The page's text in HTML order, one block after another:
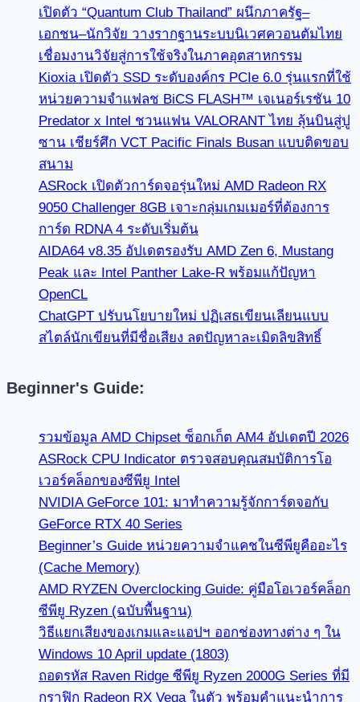
เปิดตัว “Quantum Club Thailand” ผนึกภาครัฐ–
เอกชน–นักวิจัย วางรากฐานระบบนิเวศควอนตัมไทย
เชื่อมงานวิจัยสู่การใช้จริงในภาคอุตสาหกรรม
Kioxia เปิดตัว SSD ระดับองค์กร PCIe 6.0 รุ่นแรกที่ใช้
หน่วยความจำแฟลช BiCS FLASH™ เจเนอร์เรชัน 10
Predator x Intel ชวนแฟน VALORANT ไทย ลุ้นบินสู่ปู
ซาน เชียร์ศึก VCT Pacific Finals Busan แบบติดขอบ
สนาม
ASRock เปิดตัวการ์ดจอรุ่นใหม่ AMD Radeon RX
9050 Challenger 8GB เจาะกลุ่มเกมเมอร์ที่ต้องการ
การ์ด RDNA 4 ระดับเริ่มต้น
AIDA64 v8.35 อัปเดตรองรับ AMD Zen 6, Mustang
Peak และ Intel Panther Lake-R พร้อมแก้ปัญหา
OpenCL
ChatGPT ปรับนโยบายใหม่ ปฏิเสธเขียนเลียนแบบ
สไตล์นักเขียนที่มีชื่อเสียง ลดปัญหาละเมิดลิขสิทธิ์
Beginner's Guide:
รวมข้อมูล AMD Chipset ซ็อกเก็ต AM4 อัปเดตปี 2026
ASRock CPU Indicator ตรวจสอบคุณสมบัติการโอ
เวอร์คล็อกของซีพียู Intel
NVIDIA GeForce 101: มาทำความรู้จักการ์ดจอกับ
GeForce RTX 40 Series
Beginner’s Guide หน่วยความจำแคชในซีพียูคืออะไร
(Cache Memory)
AMD RYZEN Overclocking Guide: คู่มือโอเวอร์คล็อก
ซีพียู Ryzen (ฉบับพื้นฐาน)
วิธีแยกเสียงของเกมและแอปฯ ออกช่องทางต่าง ๆ ใน
Windows 10 April update (1803)
ถอดรหัส Raven Ridge ซีพียู Ryzen 2000G Series ที่มี
กราฟิก Radeon RX Vega ในตัว พร้อมคำแนะนำการ